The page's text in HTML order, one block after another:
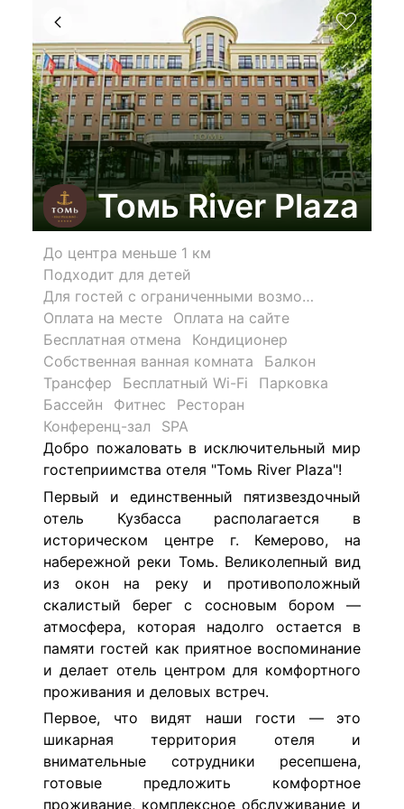
Томь River Plaza
До центра меньше 1 км
Подходит для детей
Для гостей с ограниченными возможностями
Оплата на месте
Оплата на сайте
Бесплатная отмена
Кондиционер
Собственная ванная комната
Балкон
Трансфер
Бесплатный Wi-Fi
Парковка
Бассейн
Фитнес
Ресторан
Конференц-зал
SPA
Добро пожаловать в исключительный мир
гостеприимства отеля "Томь River Plaza"!
Первый и единственный пятизвездочный
отель Кузбасса располагается в
историческом центре г. Кемерово, на
набережной реки Томь. Великолепный вид
из окон на реку и противоположный
скалистый берег с сосновым бором —
атмосфера, которая надолго остается в
памяти гостей как приятное воспоминание
и делает отель центром для комфортного
проживания и деловых встреч.
Первое, что видят наши гости — это
шикарная территория отеля и
внимательные сотрудники ресепшена,
готовые предложить комфортное
проживание, комплексное обслуживание и